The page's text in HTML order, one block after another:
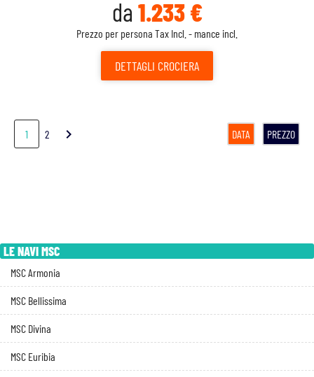
da 1.233 €
Prezzo per persona Tax Incl. - mance incl.
DETTAGLI CROCIERA
1 2 chevron_right DATA PREZZO
LE NAVI MSC
MSC Armonia
MSC Bellissima
MSC Divina
MSC Euribia